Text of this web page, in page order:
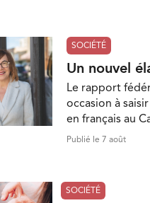
SOCIÉTÉ
Un nouvel
Le rapport
occasion à
en français au
Publié le 7 août
SOCIÉTÉ